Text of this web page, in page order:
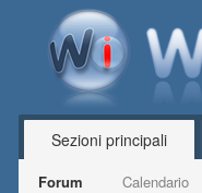
Sezioni principali
Forum Calendario